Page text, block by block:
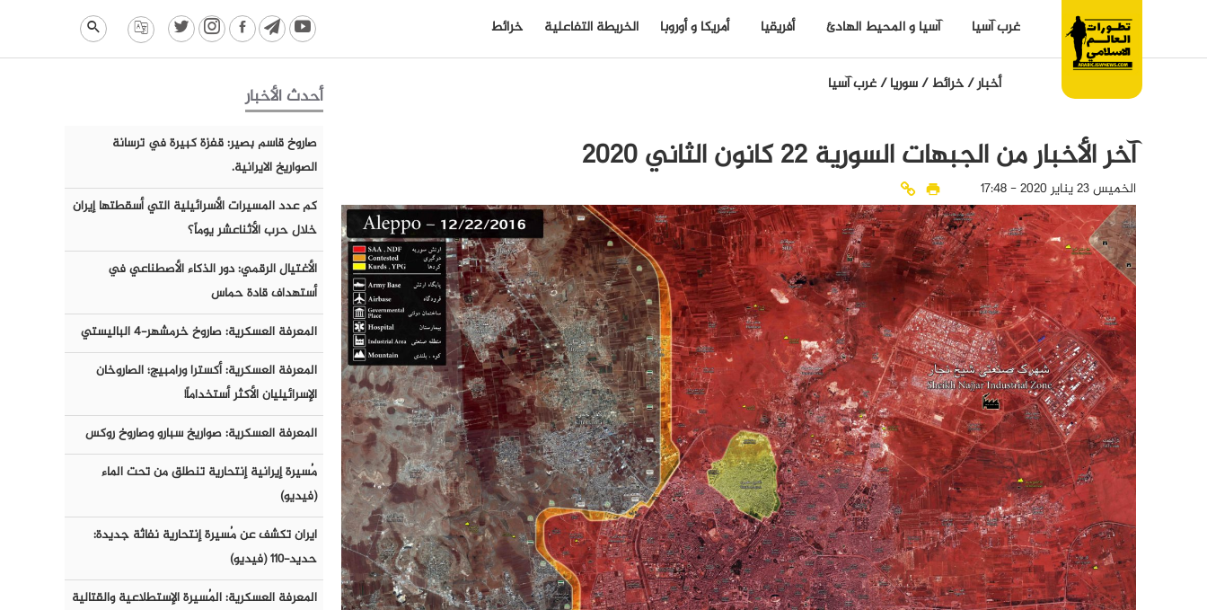
غرب آسيا آسيا و المحيط الهادئ أفريقيا أمريكا و أوروبا الخريطة التفاعلية خرائط
أخبار/خرائط/سوريا/غرب آسيا
آخر الأخبار من الجبهات السورية 22 كانون الثاني 2020
الخميس 23 يناير 2020 - 17:48
أحدث الأخبار
صاروخ قاسم بصير: قفزة كبيرة في ترسانة
الصواريخ الايرانية.
كم عدد المسيرات الأسرائيلية التي أسقطتها إيران
خلال حرب الأثناعشر يوماً؟
الأغتيال الرقمي: دور الذكاء الأصطناعي في
أستهداف قادة حماس
المعرفة العسكرية: صاروخ خرمشهر-٤ الباليستي
المعرفة العسكرية: أكسترا ورامبيج؛ الصاروخان
الإسرائيليان الأكثر أستخداماً!
المعرفة العسكرية: صواريخ سبارو وصاروخ روكس
مُسيرة إيرانية إنتحارية تنطلق من تحت الماء
(فيديو)
ايران تكشف عن مُسيرة إنتحارية نفاثة جديدة:
حديد-١١٠ (فيديو)
المعرفة العسكرية: المُسيرة الإستطلاعية والقتالية